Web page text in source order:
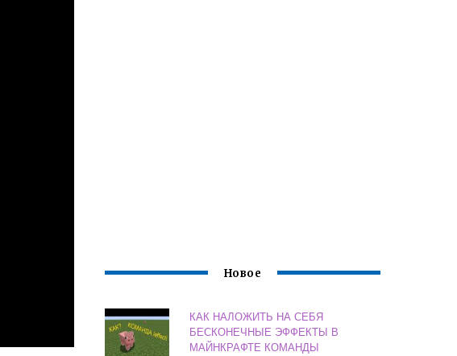
Новое
КАК НАЛОЖИТЬ НА СЕБЯ
БЕСКОНЕЧНЫЕ ЭФФЕКТЫ В
МАЙНКРАФТЕ КОМАНДЫ